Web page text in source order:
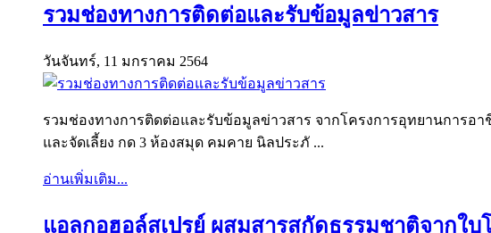
รวมช่องทางการติดต่อและรับข้อมูลข่าวสาร
วันจันทร์, 11 มกราคม 2564
รวมช่องทางการติดต่อและรับข้อมูลข่าวสาร จากโครงการอุทยานการอ
และจัดเลี้ยง กด 3 ห้องสมุด คมคาย นิลประภั ...
อ่านเพิ่มเติม...
แอลกอฮอล์สเปรย์ ผสมสารสกัดธรรมชาติจากใบ